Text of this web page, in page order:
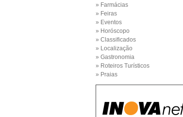
» Farmácias
» Feiras
» Eventos
» Horóscopo
» Classificados
» Localização
» Gastronomia
» Roteiros Turísticos
» Praias